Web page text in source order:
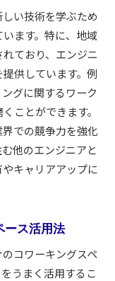
い技術を学ぶため
ます。特に、地域
ており、エンジニ
供しています。例
グに関するワーク
ことができます。
での競争力を強化
他のエンジニアと
キャリアアップに
ース活用法
コワーキングスペ
うまく活用するこ